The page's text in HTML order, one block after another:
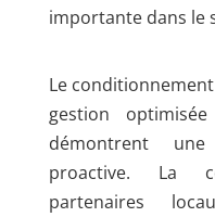
importante dans le
Le
gestion
démontrent une
proactive. La
partenaires